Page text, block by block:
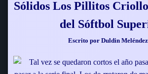
Sólidos Los Pillitos
del Sóftbol
Escrito por Duldin Meléndez
Tal vez se quedaron cortos el año